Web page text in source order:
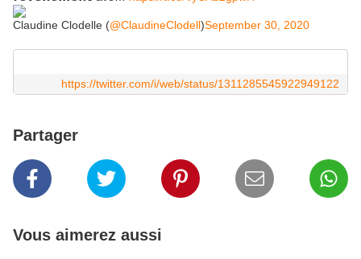
Claudine Clodelle (@ClaudineClodell)September 30, 2020
https://twitter.com/i/web/status/1311285545922949122
Partager
Vous aimerez aussi